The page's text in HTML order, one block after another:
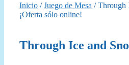
Inicio /Juego de Mesa / Through
¡Oferta sólo online!
Through Ice and